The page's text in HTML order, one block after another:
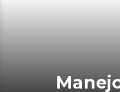
Manejo intuitivo y sin